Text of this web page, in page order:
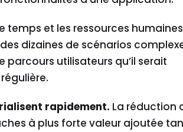
temps et les ressources
dizaines de scénarios
utilisateurs qu’il serait
rapidement. La réduction
à plus forte valeur ajoutée